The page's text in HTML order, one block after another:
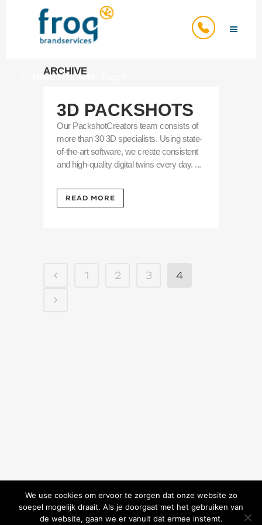
Home/Portfolio
ARCHIVE
3D PACKSHOTS
Our PackshotCreators team consists of
more than 30 3D specialists. Using state-
of-the-art software, we create consistent
and high-quality digital twins every day. ...
READ MORE
1 2 3 4
We use cookies om ervoor te zorgen dat onze website zo
soepel mogelijk draait. Als je doorgaat met het gebruiken van
de website, gaan we er vanuit dat ermee instemt.